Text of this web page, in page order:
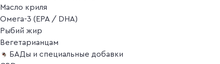
Масло криля
Омега-3 (EPA / DHA)
Рыбий жир
Вегетарианцам
БАДы и специальные добавки